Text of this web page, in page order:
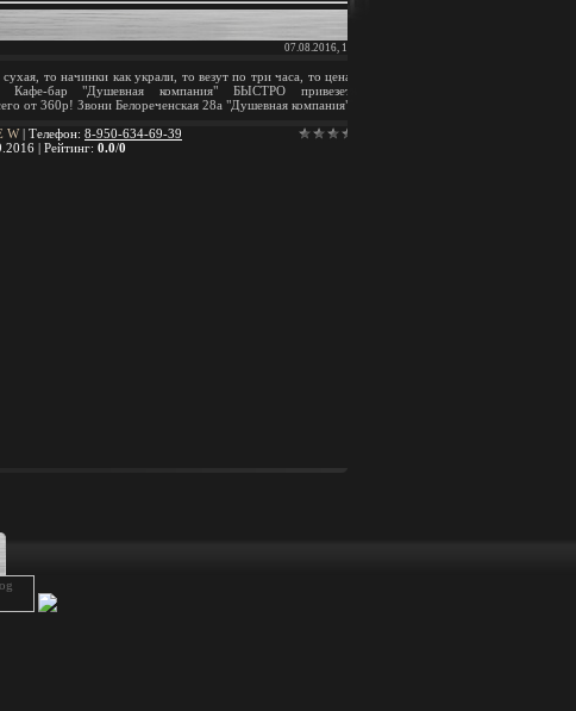
07.08.2016, 17:43
то начинки как украли, то везут по три часа, то цена
Кафе-бар "Душевная компания" БЫСТРО привезет
от 360р! Звони Белореченская 28а "Душевная компания"
W| Телефон: 8-950-634-69-39
| Рейтинг: 0.0/0